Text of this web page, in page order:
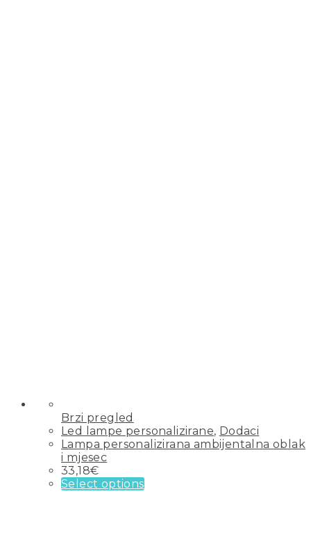
Brzi pregled
Led lampe personalizirane, Dodaci
Lampa personalizirana ambijentalna oblak
i mjesec
33,18€
Select options